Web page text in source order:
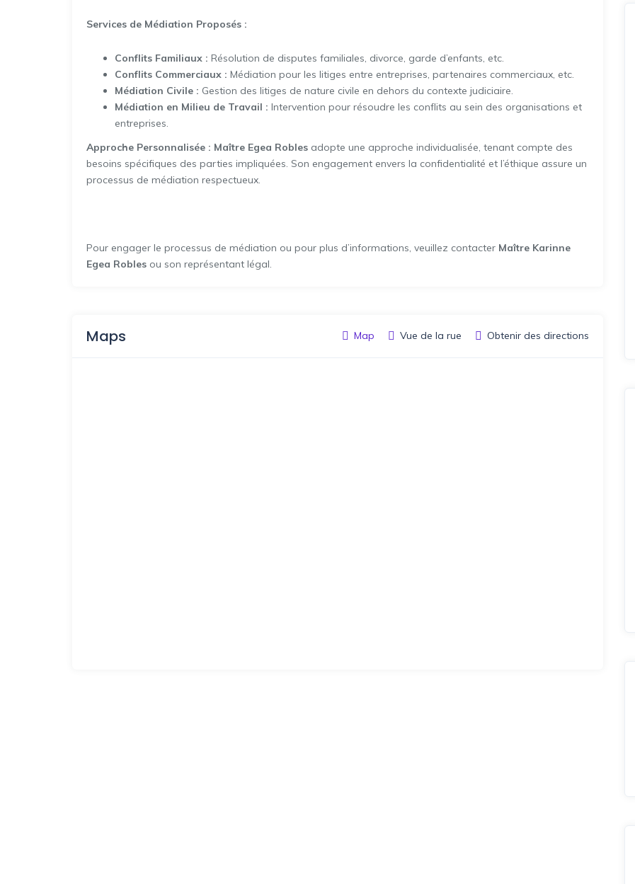
Services de Médiation Proposés :
Conflits Familiaux : Résolution de disputes familiales, divorce, garde d’enfants, etc.
Conflits Commerciaux : Médiation pour les litiges entre entreprises, partenaires commerciaux, etc.
Médiation Civile : Gestion des litiges de nature civile en dehors du contexte judiciaire.
Médiation en Milieu de Travail : Intervention pour résoudre les conflits au sein des organisations et
entreprises.
Approche Personnalisée : Maître Egea Robles adopte une approche individualisée, tenant compte des
besoins spécifiques des parties impliquées. Son engagement envers la confidentialité et l’éthique assure un
processus de médiation respectueux.
Pour engager le processus de médiation ou pour plus d’informations, veuillez contacter Maître Karinne
Egea Robles ou son représentant légal.
Maps Map Vue de la rue Obtenir des directions